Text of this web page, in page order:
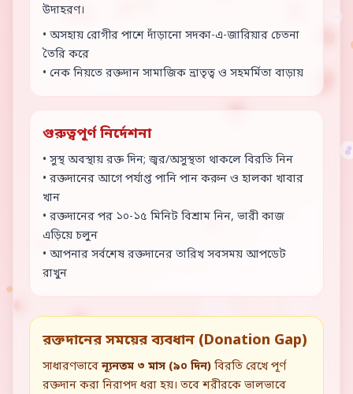
উদাহরণ।
• অসহায় রোগীর পাশে দাঁড়ানো সদকা-এ-জারিয়ার চেতনা
তৈরি করে
• নেক নিয়তে রক্তদান সামাজিক ভ্রাতৃত্ব ও সহমর্মিতা বাড়ায়
গুরুত্বপূর্ণ নির্দেশনা
• সুস্থ অবস্থায় রক্ত দিন; জ্বর/অসুস্থতা থাকলে বিরতি নিন
• রক্তদানের আগে পর্যাপ্ত পানি পান করুন ও হালকা খাবার
খান
• রক্তদানের পর ১০-১৫ মিনিট বিশ্রাম নিন, ভারী কাজ
এড়িয়ে চলুন
• আপনার সর্বশেষ রক্তদানের তারিখ সবসময় আপডেট
রাখুন
রক্তদানের সময়ের ব্যবধান (Donation Gap)
সাধারণভাবে ন্যূনতম ৩ মাস (৯০ দিন) বিরতি রেখে পূর্ণ
রক্তদান করা নিরাপদ ধরা হয়। তবে শরীরকে ভালভাবে